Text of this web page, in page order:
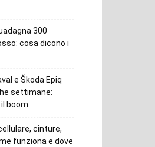
300
cosa dicono i
e Škoda Epiq
settimane:
boom
cinture,
funziona e dove